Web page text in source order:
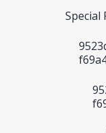
Special